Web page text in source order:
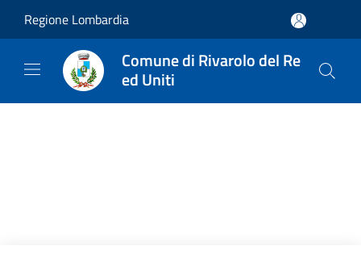
Regione Lombardia
Comune di Rivarolo del Re
ed Uniti